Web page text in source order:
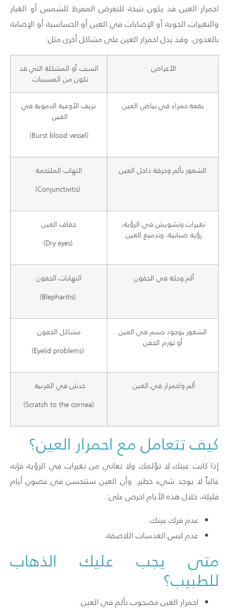
احمرار العين قد يكون نتيجة للتعرض المفرط للشمس أو الغبار
والتغيرات الجوية أو الإصابات في العين أو الحساسية أو الإصابة
بالعدوى. وقد يدل احمرار العين على مشاكل أخرى مثل:
الأعراض
السبب أو المشكلة التي قد
تكون من المسببات
بقعة حمراء في بياض العين
نزيف الأوعية الدموية في
العين
(Burst blood vessel)
الشعور بألم وحرقة داخل العين
التهاب الملتحمة
(Conjunctivitis)
تغيرات وتشويش في الرؤية،
رؤية ضبابية، وتدميع العين
جفاف العين
(Dry eyes)
ألم وحكة في الجفون
التهابات الجفون
(Blepharitis)
الشعور بوجود جسم في العين
أو تورم الجفن
مشاكل الجفون
(Eyelid problems)
ألم واحمرار في العين
خدش في القرنية
(Scratch to the cornea)
كيف تتعامل مع احمرار العين؟
إذا كانت عينك لا تؤلمك ولا تعاني من تغيرات في الرؤيةفإنه
غالباً لا يوجد شيء خطير. وأن العين ستتحسن في غضون أيام
قليلة، خلال هذه الأيام احرص على:
عدم فرك عينك.
عدم لبس العدسات اللاصقة.
متى يجب عليك الذهاب
للطبيب؟
احمرار العين مصحوب بألم في العين.